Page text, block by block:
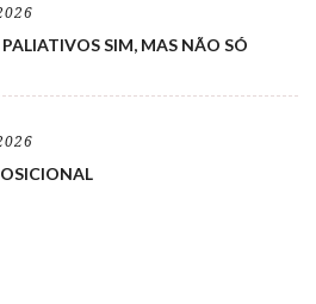
SIM, MAS NÃO SÓ